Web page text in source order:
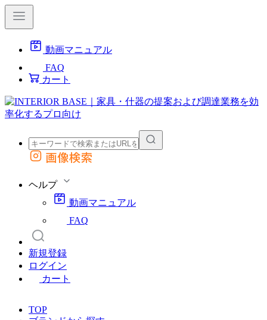
動画マニュアル
FAQ
カート
外部サイトの商品をカートに追加
画像検索
ヘルプ
動画マニュアル
FAQ
新規登録
ログイン
カート
TOP